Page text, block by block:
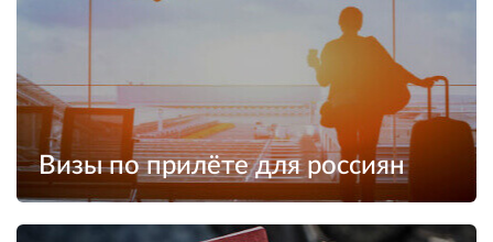
Визы по прилёте для россиян